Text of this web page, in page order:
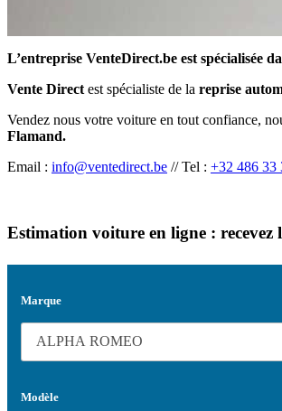
L’entreprise VenteDirect.be est spécialisée
Vente Direct est spécialiste de la reprise
Vendez nous votre voiture en tout confiance,
Flamand.
Email : info@ventedirect.be // Tel : +32 486 33
Estimation voiture en ligne : recevez
Marque
Modèle